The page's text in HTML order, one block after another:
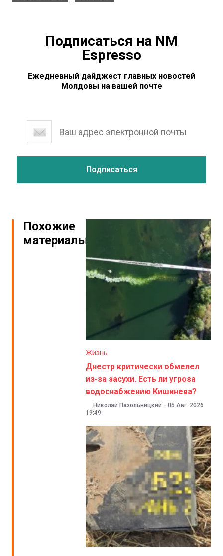
Подписаться на NM
Espresso
Ежедневный дайджест главных новостей
Молдовы на вашей почте
Похожие
материалы
Жизнь
Днестр критически обмелел
из-за засухи. Есть ли угроза
водоснабжению Кишинева?
Николай Пахольницкий - 05 Авг. 2026
19:49